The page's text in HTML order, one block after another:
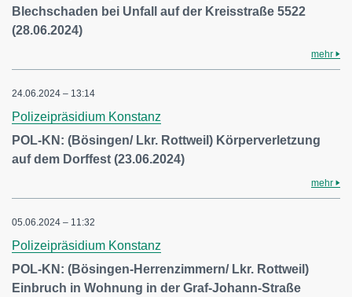
Blechschaden bei Unfall auf der Kreisstraße 5522
(28.06.2024)
mehr
24.06.2024 – 13:14
Polizeipräsidium Konstanz
POL-KN: (Bösingen/ Lkr. Rottweil) Körperverletzung
auf dem Dorffest (23.06.2024)
mehr
05.06.2024 – 11:32
Polizeipräsidium Konstanz
POL-KN: (Bösingen-Herrenzimmern/ Lkr. Rottweil)
Einbruch in Wohnung in der Graf-Johann-Straße